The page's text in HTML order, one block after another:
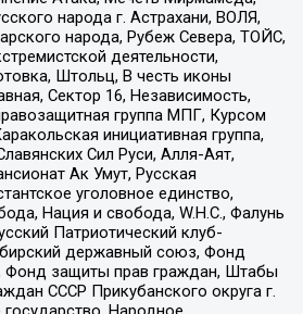
народа г. Астрахани, ВОЛЯ,
народа, Рубеж Севера, ТОЙС,
деятельности,
Штольц, В честь иконы
Сектор 16, Независимость,
группа МПГ, Курсом
инициативная группа,
Сил Руси, Алля-Аят,
Ак Умут, Русская
уголовное единство,
Нация и свобода, W.H.С., Фалунь
Патриотический клуб-
державный союз, Фонд
Фонд защиты прав граждан, Штабы
СССР Прикубанского округа г.